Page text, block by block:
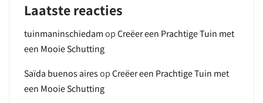
Laatste reacties
tuinmaninschiedamopCreëer een Prachtige Tuin met
een Mooie Schutting
Saïda buenos airesopCreëer een Prachtige Tuin met
een Mooie Schutting